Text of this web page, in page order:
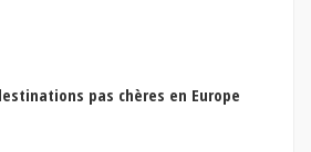
pas chères en Europe